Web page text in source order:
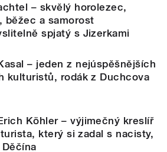
– skvělý horolezec,
běžec a samorost
spjatý s Jizerkami
– jeden z nejúspěšnějších
kulturistů, rodák z Duchcova
Köhler – výjimečný kreslíř
který si zadal s nacisty,